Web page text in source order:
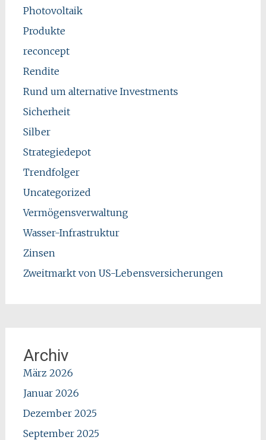
Photovoltaik
Produkte
reconcept
Rendite
Rund um alternative Investments
Sicherheit
Silber
Strategiedepot
Trendfolger
Uncategorized
Vermögensverwaltung
Wasser-Infrastruktur
Zinsen
Zweitmarkt von US-Lebensversicherungen
Archiv
März 2026
Januar 2026
Dezember 2025
September 2025